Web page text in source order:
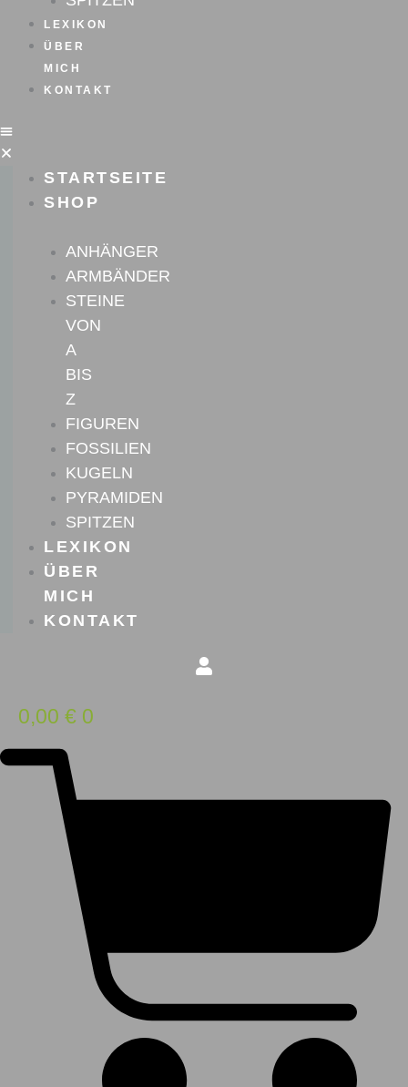
LEXIKON
ÜBER
MICH
KONTAKT
STARTSEITE
SHOP
ANHÄNGER
ARMBÄNDER
STEINE
VON
A
BIS
Z
FIGUREN
FOSSILIEN
KUGELN
PYRAMIDEN
SPITZEN
LEXIKON
ÜBER
MICH
KONTAKT
0,00 € 0